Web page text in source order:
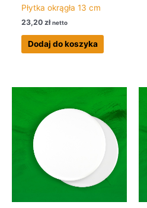
Płytka okrągła 13 cm
23,20zł netto
Dodaj do koszyka